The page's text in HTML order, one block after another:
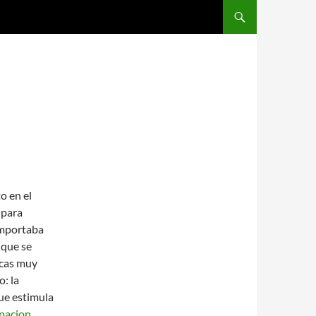
en el
se
muy
la
estimula